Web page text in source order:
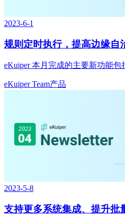
2023-6-1
规则定时执行，提高边缘自
eKuiper 本月完成的主要新功能包
eKuiper Team产品
2023-5-8
支持更多系统集成、提升批